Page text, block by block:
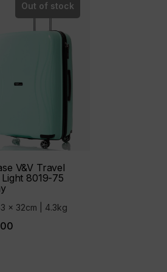
V&V Travel
Light 8019-75
x 32cm | 4.3kg
Out of stock